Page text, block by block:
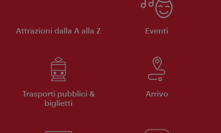
Attrazioni dalla A alla Z Eventi
Trasporti pubblici &
biglietti
Arrivo